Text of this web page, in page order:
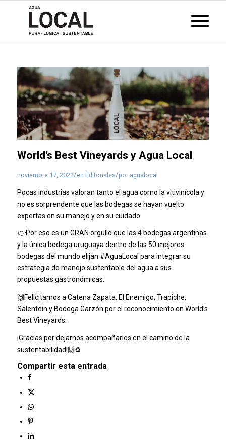
World’s Best Vineyards y Agua Local
noviembre 17, 2022/en Editoriales/por agualocal
Pocas industrias valoran tanto el agua como la vitivinícola y
no es sorprendente que las bodegas se hayan vuelto
expertas en su manejo y en su cuidado.
👉Por eso es un GRAN orgullo que las 4 bodegas argentinas
y la única bodega uruguaya dentro de las 50 mejores
bodegas del mundo elijan #AguaLocal para integrar su
estrategia de manejo sustentable del agua a sus
propuestas gastronómicas.
🙌Felicitamos aCatena Zapata, El Enemigo, Trapiche,
Salentein y Bodega Garzón por el reconocimiento en World’s
Best Vineyards.
¡Gracias por dejarnos acompañarlos en el camino de la
sustentabilidad!🙌♻️
Compartir esta entrada